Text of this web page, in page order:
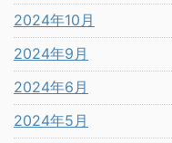
2024年10月
2024年9月
2024年6月
2024年5月